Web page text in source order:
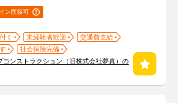
ン面接可
く 未経験者歓迎
交通費支給
社会保険完備
コンストラクション（旧株式会社夢真）の